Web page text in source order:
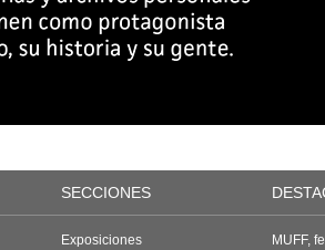
SECCIONES
Exposiciones
MUFF,